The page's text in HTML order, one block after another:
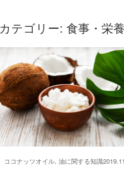
カテゴリー: 食事・栄養
ココナッツオイル, 油に関する知識